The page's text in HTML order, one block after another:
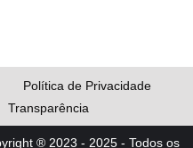
Política de Privacidade
Transparência
® 2023 - 2025 - Todos os